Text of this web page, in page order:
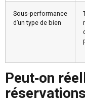
Sous‑performance
d’un type de bien
Peut‑on